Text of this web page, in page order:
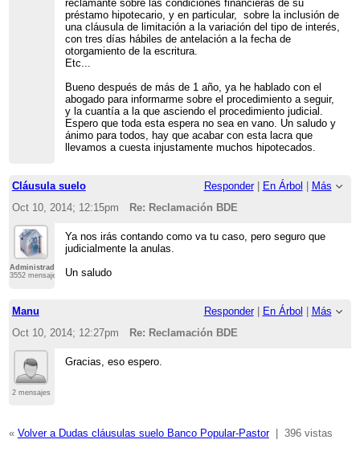
reclamante sobre las condiciones financieras de su
préstamo hipotecario, y en particular, sobre la inclusión de
una cláusula de limitación a la variación del tipo de interés,
con tres días hábiles de antelación a la fecha de
otorgamiento de la escritura.
Etc...
Bueno después de más de 1 año, ya he hablado con el
abogado para informarme sobre el procedimiento a seguir,
y la cuantía a la que asciendo el procedimiento judicial.
Espero que toda esta espera no sea en vano. Un saludo y
ánimo para todos, hay que acabar con esta lacra que
llevamos a cuesta injustamente muchos hipotecados.
Cláusula suelo Responder| En Árbol
Más
Oct 10, 2014; 12:15pm
Re: Reclamación BDE
Administrador
3552 mensajes
Ya nos irás contando como va tu caso, pero seguro que
judicialmente la anulas.
Un saludo
Manu Responder| En Árbol
Más
Oct 10, 2014; 12:27pm
Re: Reclamación BDE
2 mensajes
Gracias, eso espero.
« Volver a Dudas cláusulas suelo Banco Popular-Pastor| 396 vistas